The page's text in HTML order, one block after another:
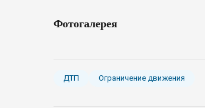
Фотогалерея
ДТП Ограничение движения